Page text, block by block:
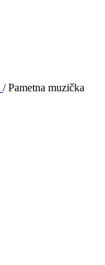
/ Pametna muzička